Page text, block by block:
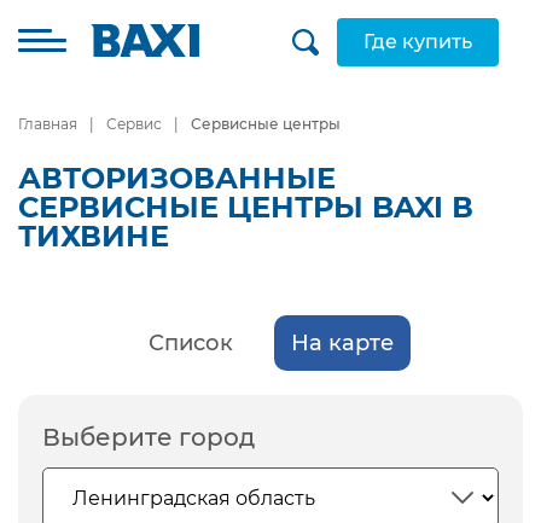
Где купить
Главная Сервис Сервисные центры
АВТОРИЗОВАННЫЕ
СЕРВИСНЫЕ ЦЕНТРЫ BAXI В
ТИХВИНЕ
Список На карте
Выберите город